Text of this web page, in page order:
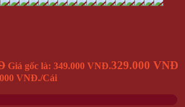
Giá gốc là: 349.000 VNĐ.329.000 VNĐ
VNĐ./Cái